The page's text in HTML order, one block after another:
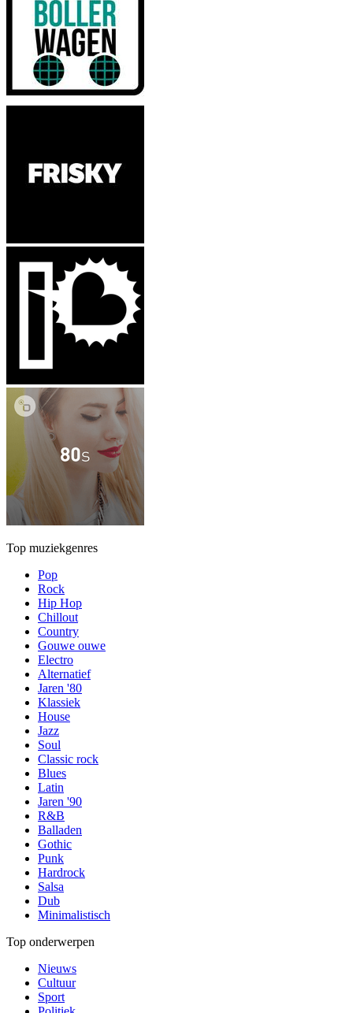
Top muziekgenres
Pop
Rock
Hip Hop
Chillout
Country
Gouwe ouwe
Electro
Alternatief
Jaren '80
Klassiek
House
Jazz
Soul
Classic rock
Blues
Latin
Jaren '90
R&B
Balladen
Gothic
Punk
Hardrock
Salsa
Dub
Minimalistisch
Top onderwerpen
Nieuws
Cultuur
Sport